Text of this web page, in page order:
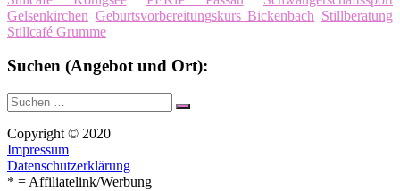
Gelsenkirchen Geburtsvorbereitungskurs Bickenbach Stillberatung
Stillcafé Grumme
Suchen (Angebot und Ort):
Suche
nach:
Suchen
Copyright © 2020
Impressum
Datenschutzerklärung
* = Affiliatelink/Werbung